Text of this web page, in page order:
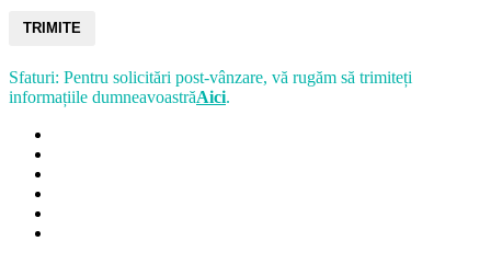
TRIMITE
Sfaturi: Pentru solicitări post-vânzare, vă rugăm să trimiteți
informațiile dumneavoastrăAici.